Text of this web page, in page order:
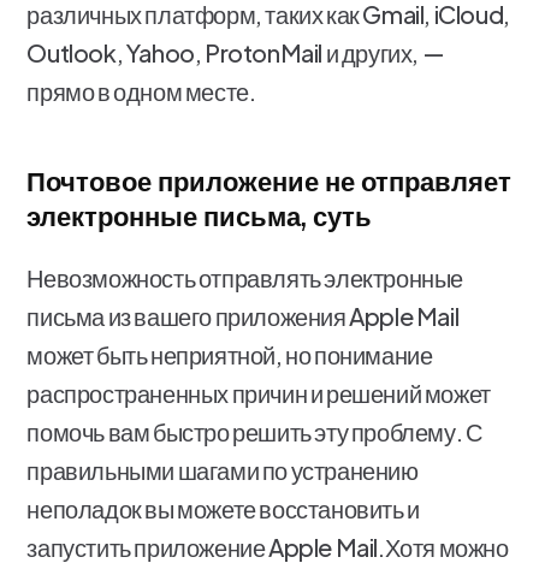
различных платформ, таких как Gmail, iCloud,
Outlook, Yahoo, ProtonMail и других, —
прямо в одном месте.
Почтовое приложение не отправляет
электронные письма, суть
Невозможность отправлять электронные
письма из вашего приложения Apple Mail
может быть неприятной, но понимание
распространенных причин и решений может
помочь вам быстро решить эту проблему. С
правильными шагами по устранению
неполадок вы можете восстановить и
запустить приложение Apple Mail.Хотя можно